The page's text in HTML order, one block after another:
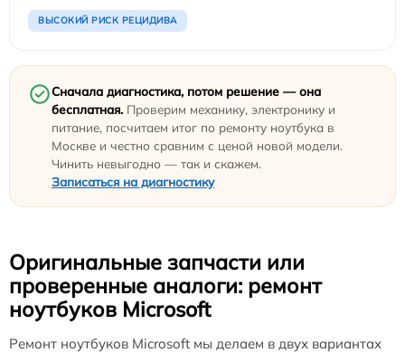
ВЫСОКИЙ РИСК РЕЦИДИВА
Сначала диагностика, потом решение — она
бесплатная. Проверим механику, электронику и
питание, посчитаем итог по ремонту ноутбука в
Москве и честно сравним с ценой новой модели.
Чинить невыгодно — так и скажем.
Записаться на диагностику
Оригинальные запчасти или
проверенные аналоги: ремонт
ноутбуков Microsoft
Ремонт ноутбуков Microsoft мы делаем в двух вариантах